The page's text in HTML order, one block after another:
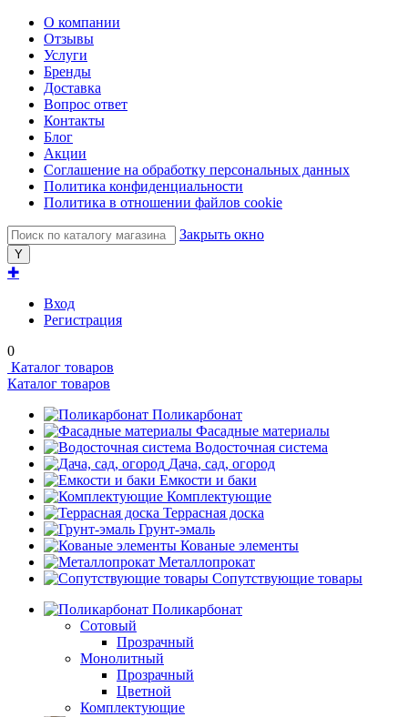
О компании
Отзывы
Услуги
Бренды
Доставка
Вопрос ответ
Контакты
Блог
Акции
Соглашение на обработку персональных данных
Политика конфиденциальности
Политика в отношении файлов cookie
Закрыть окно
✚
Вход
Регистрация
0
Каталог товаров
Каталог товаров
Поликарбонат
Фасадные материалы
Водосточная система
Дача, сад, огород
Емкости и баки
Комплектующие
Террасная доска
Грунт-эмаль
Кованые элементы
Металлопрокат
Сопутствующие товары
Поликарбонат
Сотовый
Прозрачный
Монолитный
Прозрачный
Цветной
Комплектующие